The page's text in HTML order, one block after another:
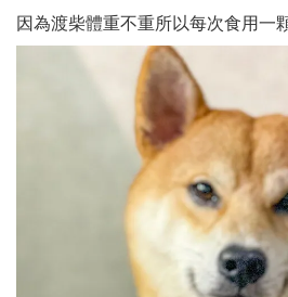
因為渡柴體重不重所以每次食用一